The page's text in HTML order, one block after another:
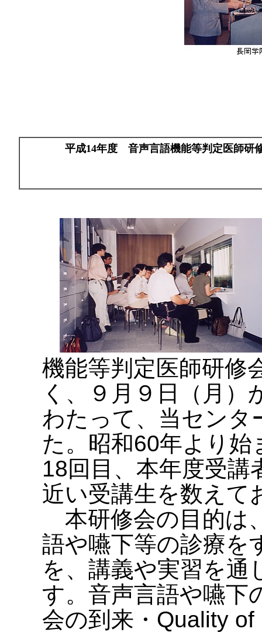
平成14年度 音声言語機能等判定医師研
機能等判定医師研修
く、９月９日（月）
わたって、当センタ
た。昭和60年より
18回目、本年度受講
近い受講生を数えて
本研修会の目的は
語や嚥下等の診療を
を、講義や実習を通
す。音声言語や嚥下
会の到来・Quality